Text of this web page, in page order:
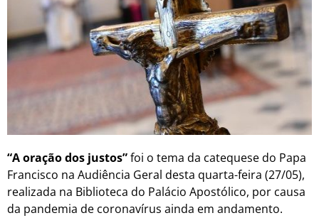
“A oração dos justos”foi o tema da catequese do Papa
Francisco na Audiência Geral desta quarta-feira (27/05),
realizada na Biblioteca do Palácio Apostólico, por causa
da pandemia de coronavírus ainda em andamento.